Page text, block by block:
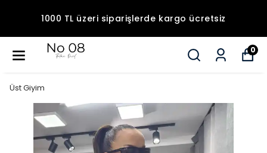
1000 TL üzeri siparişlerde kargo ücretsiz
0
Üst Giyim